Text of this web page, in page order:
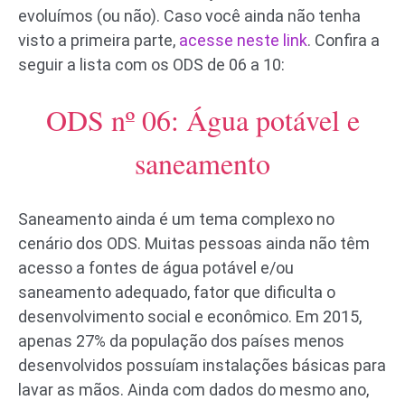
evoluímos (ou não). Caso você ainda não tenha
visto a primeira parte, acesse neste link. Confira a
seguir a lista com os ODS de 06 a 10:
ODS nº 06: Água potável e
saneamento
Saneamento ainda é um tema complexo no
cenário dos ODS. Muitas pessoas ainda não têm
acesso a fontes de água potável e/ou
saneamento adequado, fator que dificulta o
desenvolvimento social e econômico. Em 2015,
apenas 27% da população dos países menos
desenvolvidos possuíam instalações básicas para
lavar as mãos. Ainda com dados do mesmo ano,